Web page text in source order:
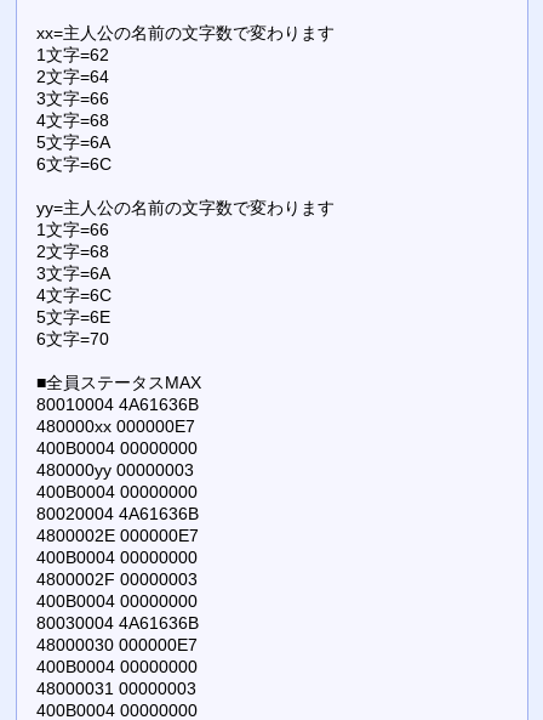
xx=主人公の名前の文字数で変わります
1文字=62
2文字=64
3文字=66
4文字=68
5文字=6A
6文字=6C
yy=主人公の名前の文字数で変わります
1文字=66
2文字=68
3文字=6A
4文字=6C
5文字=6E
6文字=70
■全員ステータスMAX
80010004 4A61636B
480000xx 000000E7
400B0004 00000000
480000yy 00000003
400B0004 00000000
80020004 4A61636B
4800002E 000000E7
400B0004 00000000
4800002F 00000003
400B0004 00000000
80030004 4A61636B
48000030 000000E7
400B0004 00000000
48000031 00000003
400B0004 00000000